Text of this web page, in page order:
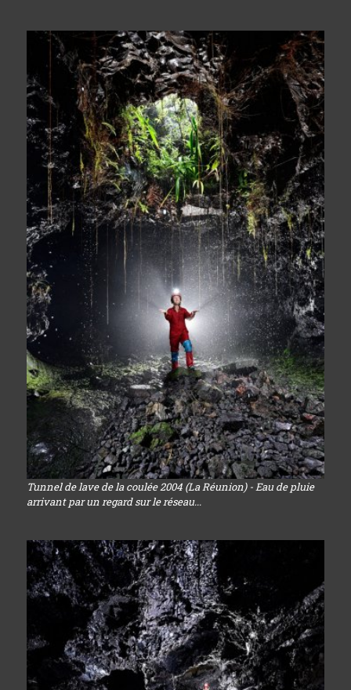
Tunnel de lave de la coulée 2004 (La Réunion) - Eau de pluie
arrivant par un regard sur le réseau...